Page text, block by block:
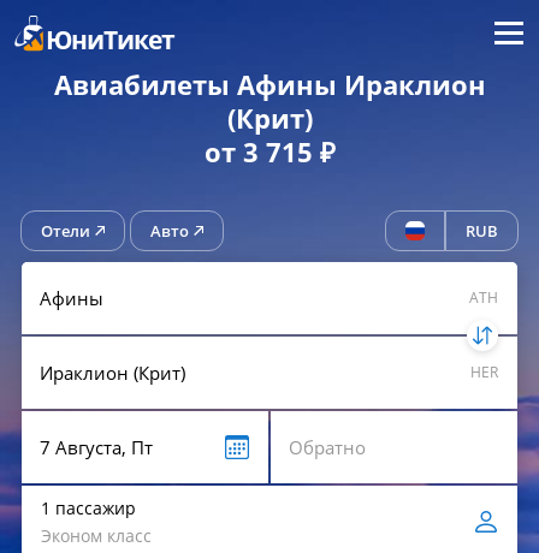
ЮниТикет Меню
Авиабилеты Афины Ираклион
(Крит)
от 3 715 ₽
Отели Авто RUB
ATH
HER
1 пассажир
Эконом класс